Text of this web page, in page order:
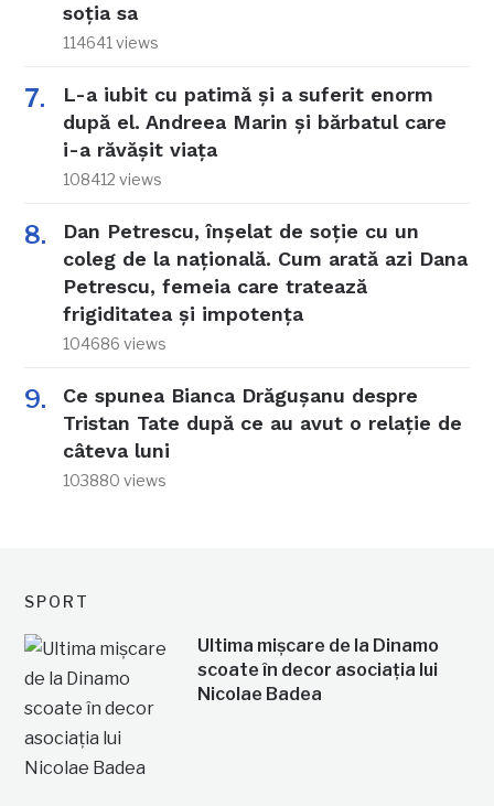
soția sa
114641 views
L-a iubit cu patimă și a suferit enorm
după el. Andreea Marin și bărbatul care
i-a răvășit viața
108412 views
Dan Petrescu, înșelat de soție cu un
coleg de la națională. Cum arată azi Dana
Petrescu, femeia care tratează
frigiditatea și impotența
104686 views
Ce spunea Bianca Drăgușanu despre
Tristan Tate după ce au avut o relație de
câteva luni
103880 views
SPORT
Ultima mișcare de la Dinamo
scoate în decor asociația lui
Nicolae Badea